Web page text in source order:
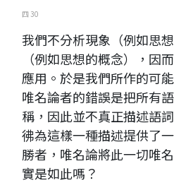
四 30
我們不分析現象（例如思
（例如思想的概念），因
應用。於是我們所作的可
唯名論者的錯誤是把所有
稱，因此並不真正描述語
彿為這樣一種描述提供了
勝者，唯名論將此一切唯
實是如此嗎？